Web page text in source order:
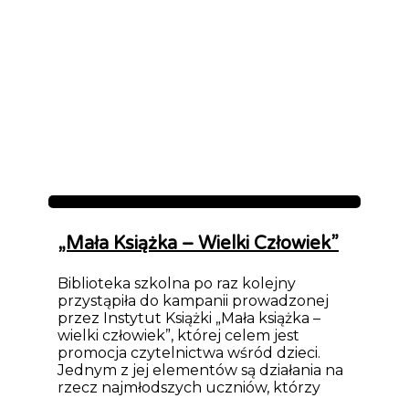
Aktualności
„Mała Książka – Wielki Człowiek”
Biblioteka szkolna po raz kolejny
przystąpiła do kampanii prowadzonej
przez Instytut Książki „Mała książka –
wielki człowiek”, której celem jest
promocja czytelnictwa wśród dzieci.
Jednym z jej elementów są działania na
rzecz najmłodszych uczniów, którzy